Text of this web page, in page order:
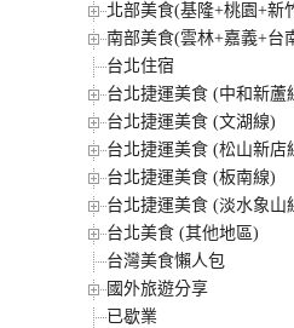
北部美食(基隆+桃園+新
南部美食(雲林+嘉義+台
台北住宿
台北捷運美食 (中和新蘆
台北捷運美食 (文湖線)
台北捷運美食 (松山新店
台北捷運美食 (板南線)
台北捷運美食 (淡水象山
台北美食 (其他地區)
台灣美食懶人包
國外旅遊分享
已歇業